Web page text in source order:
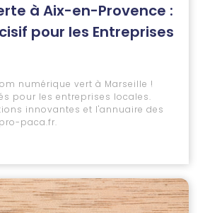
à Aix-en-Provence :
pour les Entreprises
numérique vert à Marseille !
pour les entreprises locales.
innovantes et l'annuaire des
paca.fr.